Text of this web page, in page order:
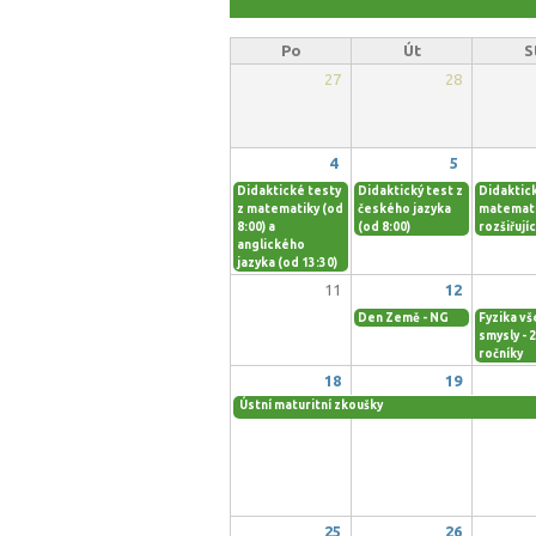
Po Út
27
28
4 5
Didaktické testy
z matematiky (od
8:00) a
anglického
jazyka (od 13:30)
Didaktický test z
českého jazyka
(od 8:00)
11 12
Den Země - NG
Fyzika
smysly -
ročníky
18 19
Ústní maturitní zkoušky
25 26